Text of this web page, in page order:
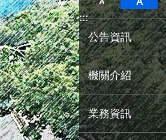
:::
公告資訊
機關介紹
業務資訊